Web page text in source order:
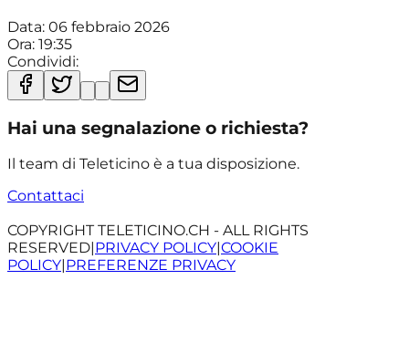
Data: 06 febbraio 2026
Ora: 19:35
Condividi:
Hai una segnalazione o richiesta?
Il team di Teleticino è a tua disposizione.
Contattaci
COPYRIGHT TELETICINO.CH - ALL RIGHTS
RESERVED|PRIVACY POLICY|COOKIE
POLICY|PREFERENZE PRIVACY